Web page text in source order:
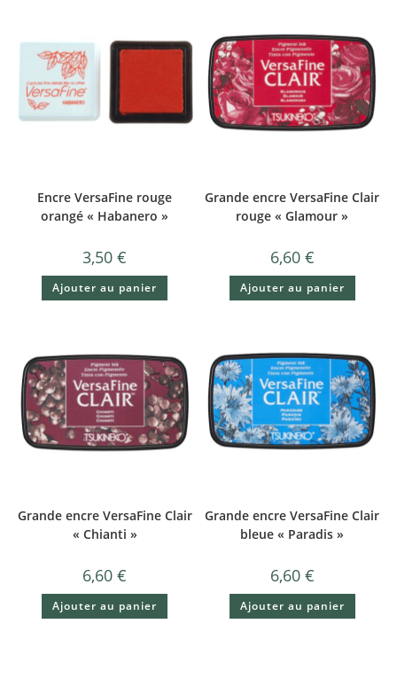
Encre VersaFine rouge
orangé « Habanero »
3,50€
Ajouter au panier
Grande encre VersaFine Clair
rouge « Glamour »
6,60 €
Ajouter au panier
Grande encre VersaFine Clair
« Chianti »
6,60€
Ajouter au panier
Grande encre VersaFine Clair
bleue « Paradis »
6,60 €
Ajouter au panier